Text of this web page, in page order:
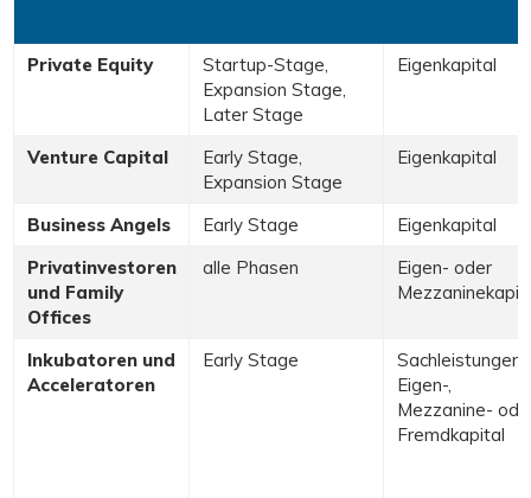
Private Equity
Startup-Stage,
Expansion Stage,
Later Stage
Eigenkapital
Venture Capital
Early Stage,
Expansion Stage
Eigenkapital
Business Angels Early Stage
Eigenkapital
Privatinvestoren
und Family
Offices
alle Phasen
Eigen- oder
Inkubatoren und
Acceleratoren
Early Stage
Sachleistungen,
Eigen-,
Mezzanine-
Fremdkapital